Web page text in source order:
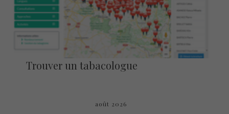
Trouver un tabacologue
août 2026